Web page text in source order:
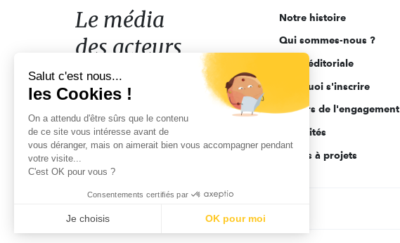
acteurs
de
l'engagement
Le média
des acteurs
de l'engagement
Notre histoire
Qui sommes-nous ?
Ligne éditoriale
Pourquoi s'inscrire
Acteurs de l'engagement
Actualités
Appels à projets
Salut c'est nous...
les Cookies !
On a attendu d'être sûrs que le contenu
de ce site vous intéresse avant de
vous déranger, mais on aimerait bien vous accompagner pendant
votre visite...
C'est OK pour vous ?
Consentements certifiés par
Je choisis OK pour moi